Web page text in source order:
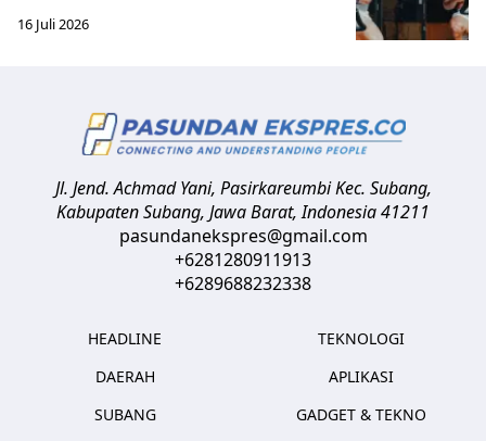
16 Juli 2026
Jl. Jend. Achmad Yani, Pasirkareumbi Kec. Subang,
Kabupaten Subang, Jawa Barat,Indonesia41211
pasundanekspres@gmail.com
+6281280911913
+6289688232338
HEADLINE
DAERAH
SUBANG
TEKNOLOGI
APLIKASI
GADGET & TEKNO